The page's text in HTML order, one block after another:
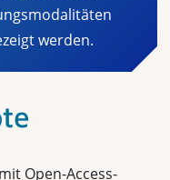
werden.
Open-Access-